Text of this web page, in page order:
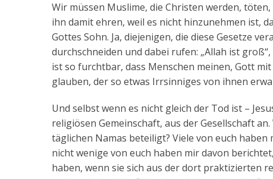
Wir müssen Muslime, die Christen werden,
ihn damit ehren, weil es nicht hinzunehmen ist,
Gottes Sohn. Ja, diejenigen, die diese Gesetze
durchschneiden und dabei rufen: „Allah ist
ist so furchtbar, dass Menschen meinen, Gott
glauben, der so etwas Irrsinniges von ihnen
Und selbst wenn es nicht gleich der Tod ist –
religiösen Gemeinschaft, aus der Gesellschaft
täglichen Namas beteiligt? Viele von euch
nicht wenige von euch haben mir davon
haben, wenn sie sich aus der dort praktizierten